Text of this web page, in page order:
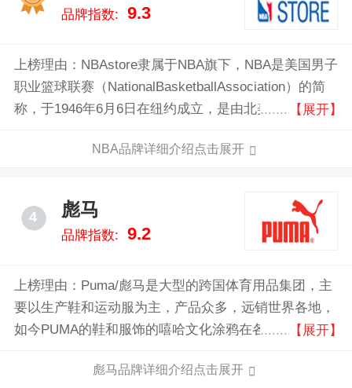
品牌指数: 9.3
上榜理由：NBAstore隶属于NBA旗下，NBA是美国男子
职业篮球联赛（NationalBasketballAssociation）的简
称，于1946年6月6日在纽约成立，是由北美三十支队伍
一。其中诞生了迈克尔·乔丹、科比·布莱恩特、蒂姆·邓
平最高的篮球赛事。
【展开】
NBA品牌详细介绍点击展开
4 彪马
品牌指数: 9.2
上榜理由：Puma/彪马是大型的跨国体育用品集团，主
要以生产鞋和运动服为主，产品众多，远销世界各地，
如今PUMA的鞋和服饰的嘻哈文化涂鸦在各国都很受欢
应”的有力宣传，为许多知名运动员和明星量身定做了
【展开】
彪马品牌详细介绍点击展开